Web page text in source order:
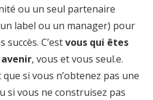
ou un seul partenaire
label ou un manager) pour
C’estvous qui êtes
, vous et vous seul.e.
si vous n’obtenez pas une
si vous ne construisez pas